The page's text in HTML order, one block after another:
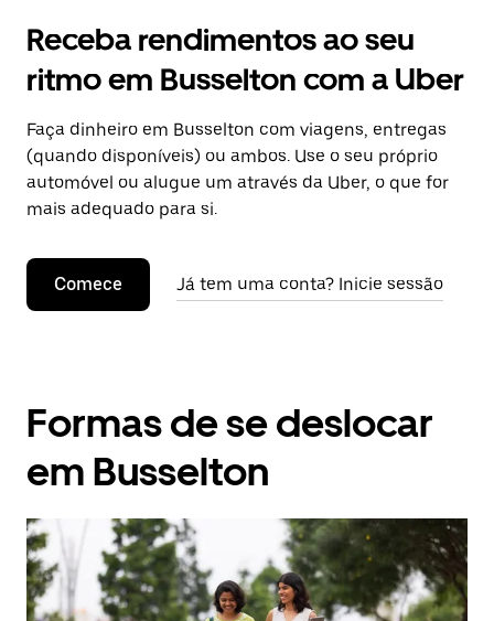
Receba rendimentos ao seu
ritmo em Busselton com a Uber
Faça dinheiro em Busselton com viagens, entregas
(quando disponíveis) ou ambos. Use o seu próprio
automóvel ou alugue um através da Uber, o que for
mais adequado para si.
Comece Já tem uma conta? Inicie sessão
Formas de se deslocar
em Busselton